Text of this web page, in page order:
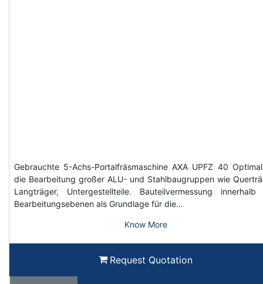
Gebrauchte 5-Achs-Portalfräsmaschine AXA UPFZ 40
die Bearbeitung großer ALU- und Stahlbaugruppen wie
Langträger, Untergestellteile. Bauteilvermessung innerhalb
Bearbeitungsebenen als Grundlage für die…
Know More
Request Quotation